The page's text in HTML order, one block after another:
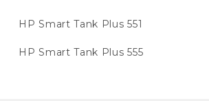
HP Smart Tank Plus 551
HP Smart Tank Plus 555